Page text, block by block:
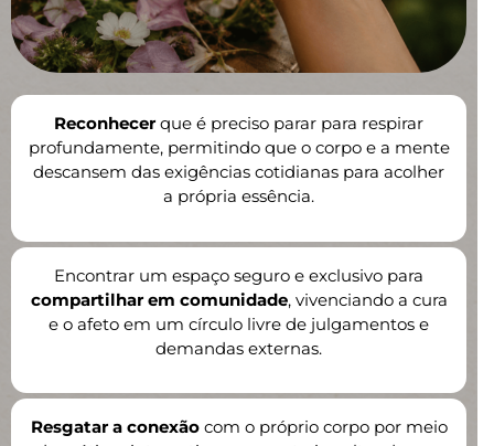
Reconhecerque é preciso parar para respirar
profundamente, permitindo que o corpo e a mente
descansem das exigências cotidianas para acolher
a própria essência.
Encontrar um espaço seguro e exclusivo para
compartilhar em comunidade, vivenciando a cura
e o afeto em um círculo livre de julgamentos e
demandas externas.
Resgatar a conexãocom o próprio corpo por meio